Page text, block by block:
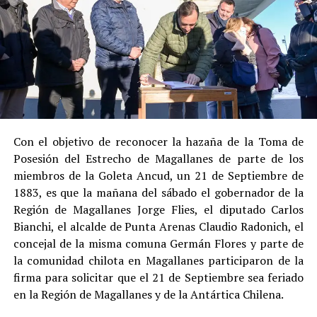
Sucolaboración sustancial con la investigación,
al admitir los hechos.
Suconducta anterior irreprochable , al no
registrar antecedentes penales previos.
Estas circunstancias jurídicas, sumadas al
procedimiento abreviado, redujeron la posibilidad de un
cumplimiento efectivo en recinto penitenciario.
Indemnización a la víctima y nueva investigación
por ocultamiento de bienes
En el ámbito civil, elJuzgado de Letras de Castrodictó
enseptiembre de 2023una sentencia que obliga a
Pedro Montecinos apagar una indemnización total de
$120 millonespor concepto de daño moral:
$80 millonesa favor de la víctima.
Con el objetivo de reconocer la hazaña de la Toma de
Posesión del Estrecho de Magallanes de parte de los
miembros de la Goleta Ancud, un 21 de Septiembre de
1883, es que la mañana del sábado el gobernador de la
Región de Magallanes Jorge Flies, el diputado Carlos
Bianchi, el alcalde de Punta Arenas Claudio Radonich, el
concejal de la misma comuna Germán Flores y parte de
la comunidad chilota en Magallanes participaron de la
firma para solicitar que el 21 de Septiembre sea feriado
en la Región de Magallanes y de la Antártica Chilena.